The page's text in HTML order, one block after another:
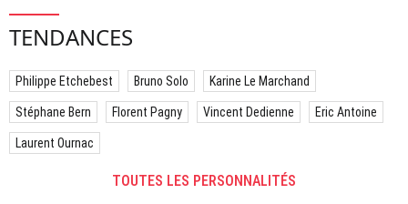
TENDANCES
Philippe Etchebest Bruno Solo Karine Le Marchand
Stéphane Bern Florent Pagny Vincent Dedienne Eric Antoine
Laurent Ournac
TOUTES LES PERSONNALITÉS